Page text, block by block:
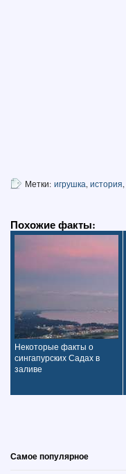
Метки: игрушка,история,
Похожие факты:
Некоторые факты о
сингапурских Садах в
заливе
Самое популярное